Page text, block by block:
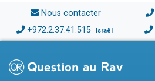
Nous contacter
+972.2.37.41.515 Israël